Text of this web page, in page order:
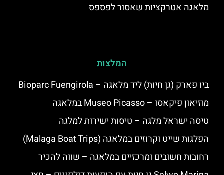
מלאגה אטרקציות שאסור לפספס
המלצות
ביו פארק (גן חיות) ליד מלאגה – Bioparc Fuengirola
מוזיאון פיקאסו – Museo Picasso במלאגה
טיסה ישראל מלגה – טיסות ישירות למלגה
הפלגות שייט וקרוזים במלאגה (Malaga Boat Trips)
רחובות חשובים ומרכזיים במלאגה – שווה להכיר